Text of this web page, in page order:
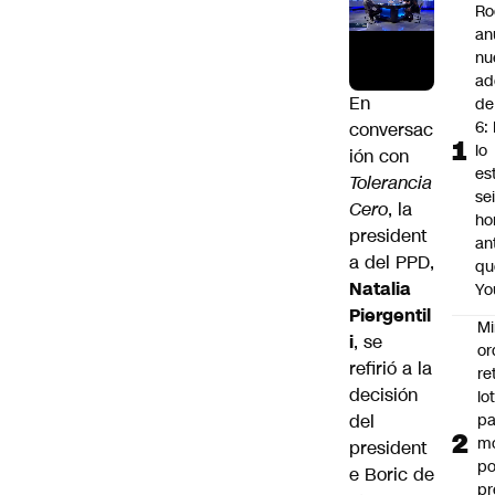
En
conversac
ión con
Tolerancia
Cero, la
president
a del PPD,
Natalia
Piergentil
i, se
refirió a la
decisión
del
president
e Boric de
6:
lo